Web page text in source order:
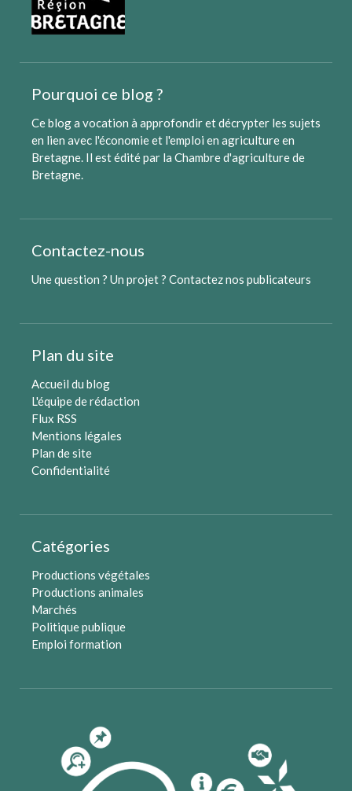
Pourquoi ce blog ?
Ce blog a vocation à approfondir et décrypter les sujets
en lien avec l'économie et l'emploi en agriculture en
Bretagne. Il est édité par la Chambre d'agriculture de
Bretagne
Contactez-nous
Une question ? Un projet ? Contactez nos publicateurs
Plan du site
Accueil du blog
L'équipe de rédaction
Flux RSS
Mentions légales
Plan de site
Confidentialité
Catégories
Productions végétales
Productions animales
Marchés
Politique publique
Emploi formation